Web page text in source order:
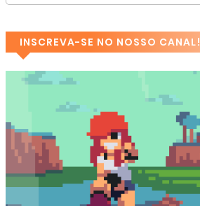
INSCREVA-SE NO NOSSO CANAL!